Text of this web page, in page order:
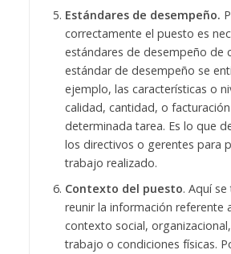
Estándares de desempeño.
correctamente el puesto es
estándares de desempeño de
estándar de desempeño se
ejemplo, las características o
calidad, cantidad, o
determinada tarea. Es lo que
los directivos o gerentes para
trabajo realizado.
Contexto del puesto. Aquí
reunir la información referente
contexto social,
trabajo o condiciones físicas.